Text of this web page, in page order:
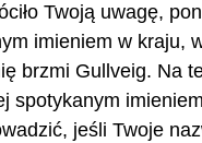
Twoją uwagę,
imieniem w kraju,
brzmi Gullveig. Na
spotykanym
jeśli Twoje